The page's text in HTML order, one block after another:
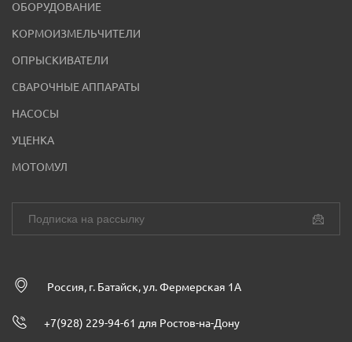
ОБОРУДОВАНИЕ
КОРМОИЗМЕЛЬЧИТЕЛИ
ОПРЫСКИВАТЕЛИ
СВАРОЧНЫЕ АППАРАТЫ
НАСОСЫ
УЦЕНКА
МОТОМУЛ
Россия, г. Батайск, ул. Фермерская 1А
+7(928) 229-94-61 для Ростов-на-Дону